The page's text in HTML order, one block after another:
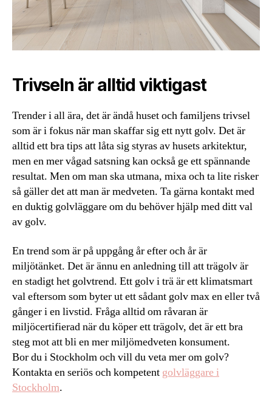
Trivseln är alltid viktigast
Trender i all ära, det är ändå huset och familjens trivsel
som är i fokus när man skaffar sig ett nytt golv. Det är
alltid ett bra tips att låta sig styras av husets arkitektur,
men en mer vågad satsning kan också ge ett spännande
resultat. Men om man ska utmana, mixa och ta lite risker
så gäller det att man är medveten. Ta gärna kontakt med
en duktig golvläggare om du behöver hjälp med ditt val
av golv.
En trend som är på uppgång år efter och år är
miljötänket. Det är ännu en anledning till att trägolv är
en stadigt het golvtrend. Ett golv i trä är ett klimatsmart
val eftersom som byter ut ett sådant golv max en eller två
gånger i en livstid. Fråga alltid om råvaran är
miljöcertifierad när du köper ett trägolv, det är ett bra
steg mot att bli en mer miljömedveten konsument.
Bor du i Stockholm och vill du veta mer om golv?
Kontakta en seriös och kompetent golvläggare i
Stockholm.